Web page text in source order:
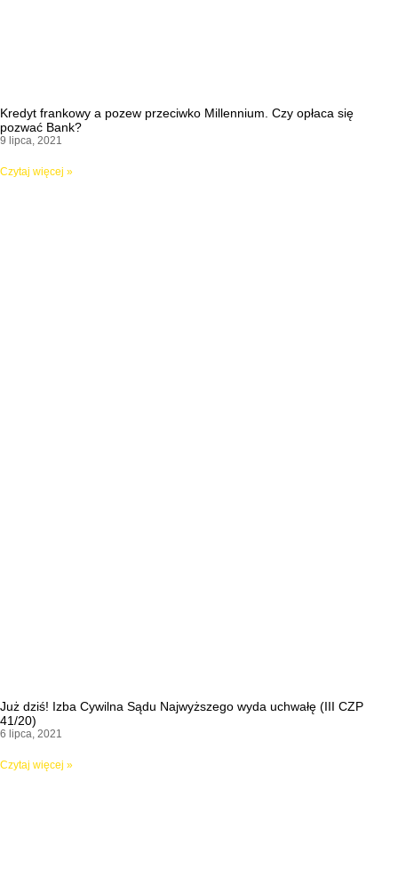
Kredyt frankowy a pozew przeciwko Millennium. Czy opłaca się
pozwać Bank?
9 lipca, 2021
Czytaj więcej »
Już dziś! Izba Cywilna Sądu Najwyższego wyda uchwałę (III CZP
41/20)
6 lipca, 2021
Czytaj więcej »